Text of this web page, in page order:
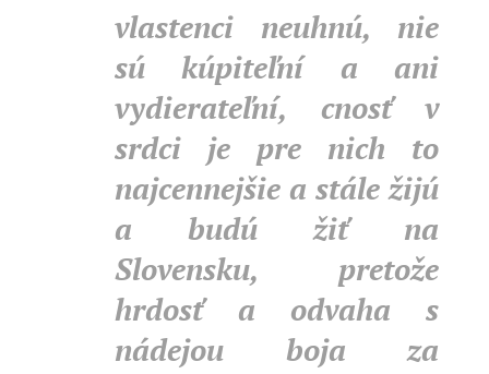
vlastenci neuhnú, nie
sú kúpiteľní a ani
vydierateľní, cnosť v
srdci je pre nich to
najcennejšie a stále žijú
a budú žiť na
Slovensku, pretože
hrdosť a odvaha s
nádejou boja za